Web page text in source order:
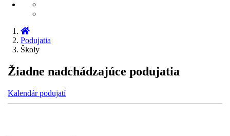
Podujatia
Školy
Žiadne nadchádzajúce podujatia
Kalendár podujatí